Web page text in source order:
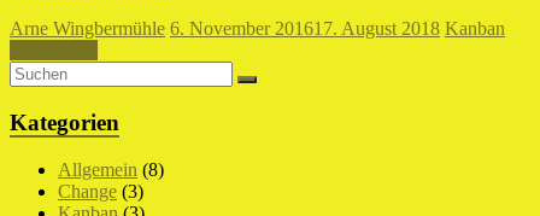
Arne Wingbermühle 6. November 201617. August 2018 Kanban
Kategorien
Allgemein (8)
Change (3)